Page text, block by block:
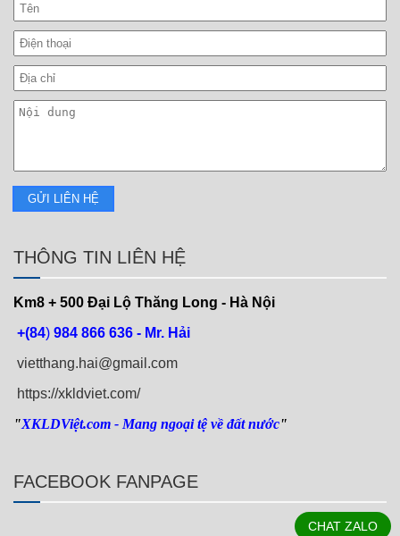
THÔNG TIN LIÊN HỆ
Km8 + 500 Đại Lộ Thăng Long - Hà Nội
+(84) 984 866 636 - Mr. Hải
vietthang.hai@gmail.com
https://xkldviet.com/
"XKLDViệt.com - Mang ngoại tệ về đất nước"
FACEBOOK FANPAGE
CHAT ZALO